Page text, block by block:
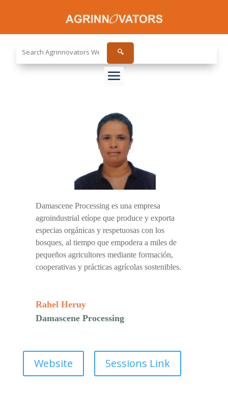
site...
🔍
Damascene Processing es una empresa
agroindustrial etíope que produce y exporta
especias orgánicas y respetuosas con los
bosques, al tiempo que empodera a miles de
pequeños agricultores mediante formación,
cooperativas y prácticas agrícolas sostenibles.
Rahel Heruy
Damascene Processing
Website Sessions Link